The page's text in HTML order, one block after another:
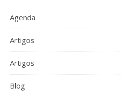
Agenda
Artigos
Artigos
Blog